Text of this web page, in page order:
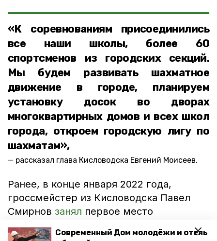
Современный Дом молодёжи и отель
«К соревнованиям присоединились
все наши школы, более 60
спортсменов из городских секций.
Мы будем развивать шахматное
движение в городе, планируем
установку досок во дворах
многоквартирных домов и всех школ
города, откроем городскую лигу по
шахматам»,
рассказал глава Кисловодска Евгений Моисеев.
Ранее, в конце января 2022 года,
гроссмейстер из Кисловодска Павел
Смирнов занял первое место
на открытом шахматном рапид-турнире
«Абхазия. Тамыш-Village 2022»,